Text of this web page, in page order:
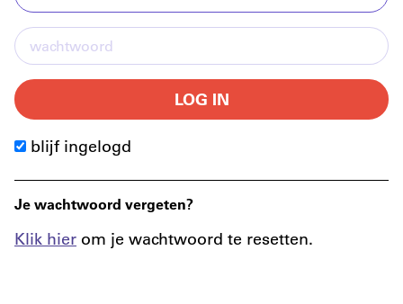
LOG IN
blijf ingelogd
Je wachtwoord vergeten?
Klik hier om je wachtwoord te resetten.